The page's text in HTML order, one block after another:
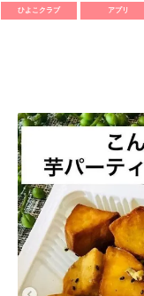
ひよこクラブ アプリ